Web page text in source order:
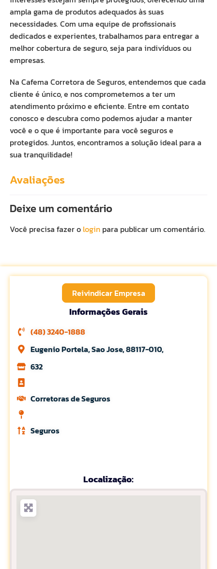
ampla gama de produtos adequados às suas
necessidades. Com uma equipe de profissionais
dedicados e experientes, trabalhamos para entregar a
melhor cobertura de seguro, seja para indivíduos ou
empresas.
Na Cafema Corretora de Seguros, entendemos que cada
cliente é único, e nos comprometemos a ter um
atendimento próximo e eficiente. Entre em contato
conosco e descubra como podemos ajudar a manter
você e o que é importante para você seguros e
protegidos. Juntos, encontramos a solução ideal para a
sua tranquilidade!
Avaliações
Deixe um comentário
Você precisa fazer o login para publicar um comentário.
Reivindicar Empresa
Informações Gerais
(48) 3240-1888
Eugenio Portela, Sao Jose, 88117-010,
632
Corretoras de Seguros
Seguros
Localização: